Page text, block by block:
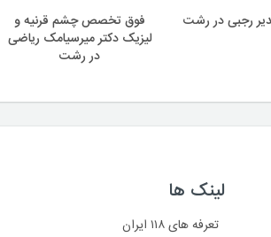
رجبی در رشت
فوق تخصص چشم قرنیه و
لیزیک دکتر میرسیامک ریاضی
در رشت
لینک ها
تعرفه های ۱۱۸ ایران